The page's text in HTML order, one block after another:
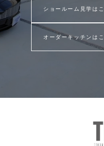
ショールーム見学は
オーダーキッチンは